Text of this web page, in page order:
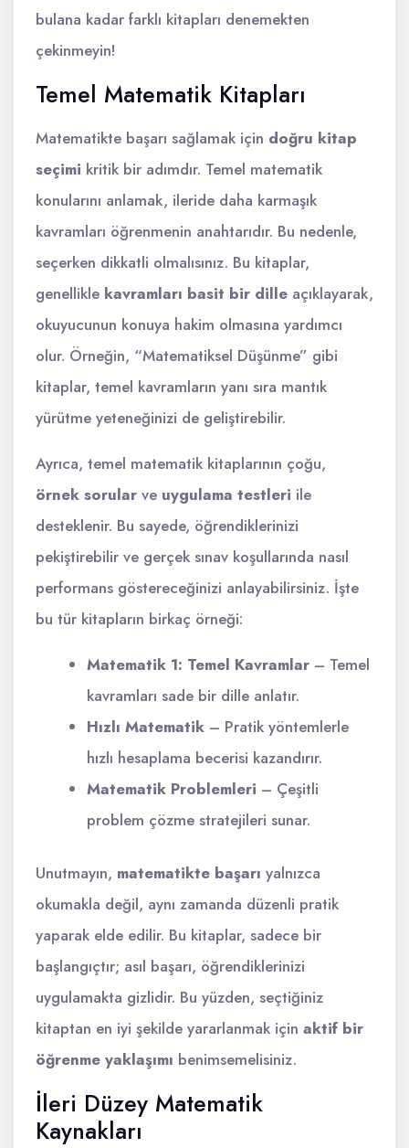
bulana kadar farklı kitapları denemekten
çekinmeyin!
Temel Matematik Kitapları
Matematikte başarı sağlamak için doğru kitap
seçimi kritik bir adımdır. Temel matematik
konularını anlamak, ileride daha karmaşık
kavramları öğrenmenin anahtarıdır. Bu nedenle,
seçerken dikkatli olmalısınız. Bu kitaplar,
genellikle kavramları basit bir dille açıklayarak,
okuyucunun konuya hakim olmasına yardımcı
olur. Örneğin, “Matematiksel Düşünme” gibi
kitaplar, temel kavramların yanı sıra mantık
yürütme yeteneğinizi de geliştirebilir.
Ayrıca, temel matematik kitaplarının çoğu,
örnek sorular ve uygulama testleri ile
desteklenir. Bu sayede, öğrendiklerinizi
pekiştirebilir ve gerçek sınav koşullarında nasıl
performans göstereceğinizi anlayabilirsiniz. İşte
bu tür kitapların birkaç örneği:
Matematik 1: Temel Kavramlar – Temel
kavramları sade bir dille anlatır.
Hızlı Matematik – Pratik yöntemlerle
hızlı hesaplama becerisi kazandırır.
Matematik Problemleri – Çeşitli
problem çözme stratejileri sunar.
Unutmayın, matematikte başarı yalnızca
okumakla değil, aynı zamanda düzenli pratik
yaparak elde edilir. Bu kitaplar, sadece bir
başlangıçtır; asıl başarı, öğrendiklerinizi
uygulamakta gizlidir. Bu yüzden, seçtiğiniz
kitaptan en iyi şekilde yararlanmak için aktif bir
öğrenme yaklaşımı benimsemelisiniz.
İleri Düzey Matematik
Kaynakları